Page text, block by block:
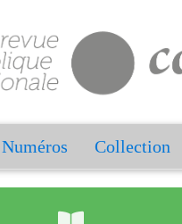
Numéros Collection